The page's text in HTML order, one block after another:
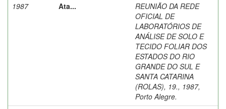
1987
Ata...
REUNIÃO DA REDE
OFICIAL DE
LABORATÓRIOS DE
ANÁLISE DE SOLO E
TECIDO FOLIAR DOS
ESTADOS DO RIO
GRANDE DO SUL E
SANTA CATARINA
(ROLAS), 19., 1987,
Porto Alegre.